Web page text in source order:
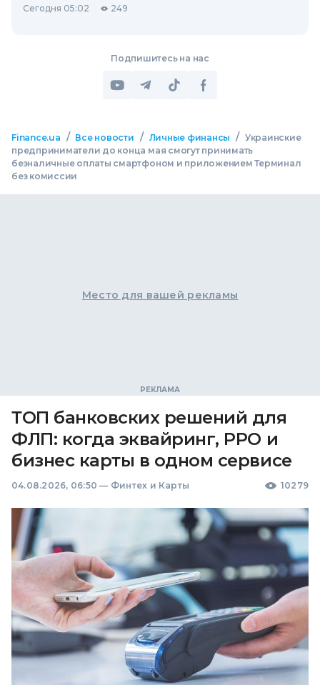
Сегодня 05:02 249
Подпишитесь на нас
Finance.ua / Все новости / Личные финансы / Украинские
предприниматели до конца мая смогут принимать
безналичные оплаты смартфоном и приложением Терминал
без комиссии
Место для вашей рекламы
ТОП банковских решений для
ФЛП: когда эквайринг, РРО и
бизнес карты в одном сервисе
04.08.2026, 06:50 — Финтех и Карты 10279